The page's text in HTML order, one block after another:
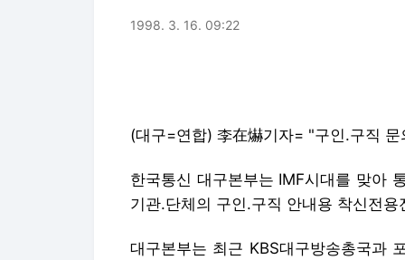
1998. 3. 16. 09:22
(대구=연합) 李在爀기자= "구인.구직
한국통신 대구본부는 IMF시대를 맞아
기관.단체의 구인.구직 안내용 착신전
대구본부는 최근 KBS대구방송총국과